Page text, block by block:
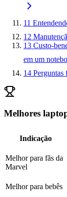
11
12
13 Custo-
em um
14 Perguntas
Melhores
Indicação
Melhor para fãs da
Marvel
Melhor para bebês